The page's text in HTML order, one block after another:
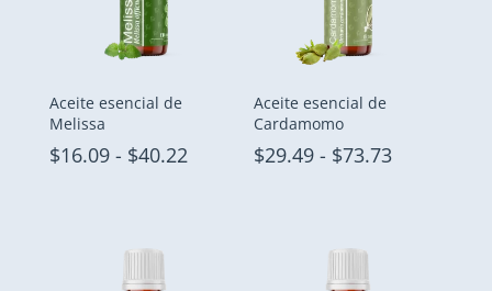
Aceite esencial de
Melissa
$16.09 - $40.22Rango
Aceite esencial de
Cardamomo
$29.49 - $73.73Rango